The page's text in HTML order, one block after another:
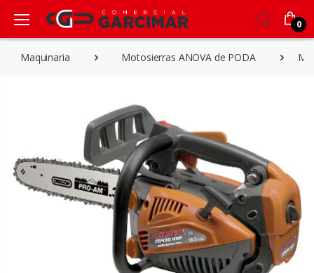
0
Maquinaria Motosierras ANOVA de PODA